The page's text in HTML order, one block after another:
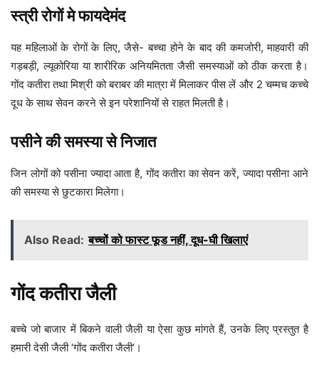
स्त्री रोगों मे फायदेमंद
यह महिलाओं के रोगों के लिए, जैसे- बच्चा होने के बाद की कमजोरी, माहवारी की
गड़बड़ी, ल्यूकोरिया या शारीरिक अनियमितता जैसी समस्याओं को ठीक करता है।
गोंद कतीरा तथा मिश्री को बराबर की मात्रा में मिलाकर पीस लें और 2 चम्मच कच्चे
दूध के साथ सेवन करने से इन परेशानियों से राहत मिलती है।
पसीने की समस्या से निजात
जिन लोगों को पसीना ज्यादा आता है, गोंद कतीरा का सेवन करें, ज्यादा पसीना आने
की समस्या से छुटकारा मिलेगा।
Also Read: बच्चों को फास्ट फूड नहीं, दूध-घी खिलाएं
गोंद कतीरा जैली
बच्चे जो बाजार में बिकने वाली जैली या ऐसा कुछ मांगते हैं, उनके लिए प्रस्तुत है
हमारी देसी जैली ‘गोंद कतीरा जैली’।